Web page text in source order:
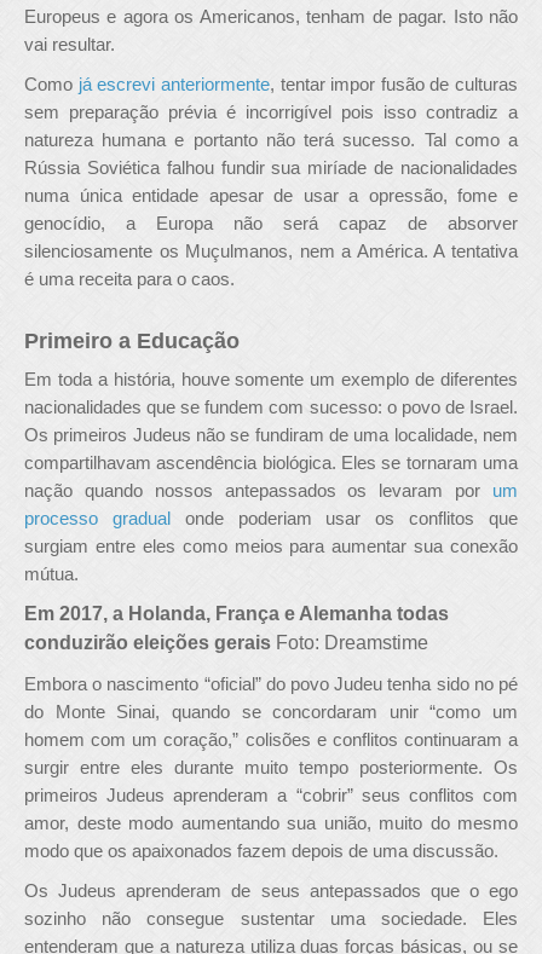
Europeus e agora os Americanos, tenham de pagar. Isto não
vai resultar.
Como já escrevi anteriormente, tentar impor fusão de culturas
sem preparação prévia é incorrigível pois isso contradiz a
natureza humana e portanto não terá sucesso. Tal como a
Rússia Soviética falhou fundir sua miríade de nacionalidades
numa única entidade apesar de usar a opressão, fome e
genocídio, a Europa não será capaz de absorver
silenciosamente os Muçulmanos, nem a América. A tentativa
é uma receita para o caos.
Primeiro a Educação
Em toda a história, houve somente um exemplo de diferentes
nacionalidades que se fundem com sucesso: o povo de Israel.
Os primeiros Judeus não se fundiram de uma localidade, nem
compartilhavam ascendência biológica. Eles se tornaram uma
nação quando nossos antepassados os levaram por um
processo gradualonde poderiam usar os conflitos que
surgiam entre eles como meios para aumentar sua conexão
mútua.
Em 2017, a Holanda, França e Alemanha todas
conduzirão eleições gerais Foto: Dreamstime
Embora o nascimento “oficial” do povo Judeu tenha sido no pé
do Monte Sinai, quando se concordaram unir “como um
homem com um coração,” colisões e conflitos continuaram a
surgir entre eles durante muito tempo posteriormente. Os
primeiros Judeus aprenderam a “cobrir” seus conflitos com
amor, deste modo aumentando sua união, muito do mesmo
modo que os apaixonados fazem depois de uma discussão.
Os Judeus aprenderam de seus antepassados que o ego
sozinho não consegue sustentar uma sociedade. Eles
entenderam que a natureza utiliza duas forças básicas, ou se